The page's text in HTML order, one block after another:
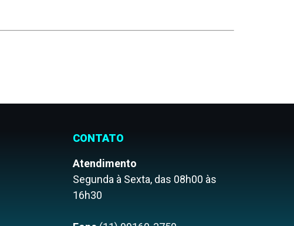
CONTATO
Atendimento
Segunda à Sexta, das 08h00 às
16h30